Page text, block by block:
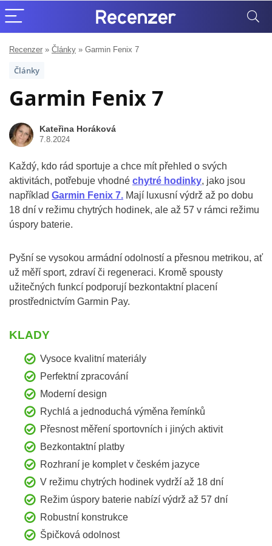
Recenzer » Články » Garmin Fenix 7
Články
Garmin Fenix 7
Kateřina Horáková
7.8.2024
Každý, kdo rád sportuje a chce mít přehled o svých
aktivitách, potřebuje vhodné chytré hodinky, jako jsou
například Garmin Fenix 7. Mají luxusní výdrž až po dobu
18 dní v režimu chytrých hodinek, ale až 57 v rámci režimu
úspory baterie.
Pyšní se vysokou armádní odolností a přesnou metrikou, ať
už měří sport, zdraví či regeneraci. Kromě spousty
užitečných funkcí podporují bezkontaktní placení
prostřednictvím Garmin Pay.
KLADY
Vysoce kvalitní materiály
Perfektní zpracování
Moderní design
Rychlá a jednoduchá výměna řemínků
Přesnost měření sportovních i jiných aktivit
Bezkontaktní platby
Rozhraní je komplet v českém jazyce
V režimu chytrých hodinek vydrží až 18 dní
Režim úspory baterie nabízí výdrž až 57 dní
Robustní konstrukce
Špičková odolnost